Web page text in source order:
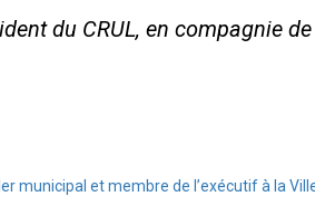
du CRUL, en compagnie
municipal et membre de l’exécutif à la